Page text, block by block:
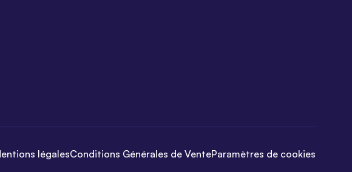
légalesConditions Générales de VenteParamètres de cookies